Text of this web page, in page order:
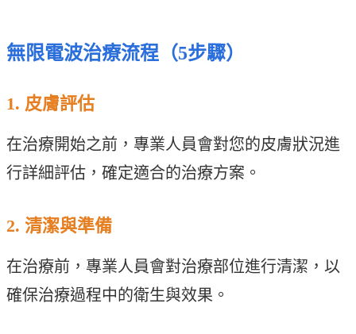
無限電波治療流程（5步驟）
1. 皮膚評估
在治療開始之前，專業人員會對您的皮膚狀況進
行詳細評估，確定適合的治療方案。
2. 清潔與準備
在治療前，專業人員會對治療部位進行清潔，以
確保治療過程中的衛生與效果。